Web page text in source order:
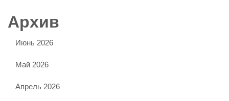
Архив
Июнь 2026
Май 2026
Апрель 2026